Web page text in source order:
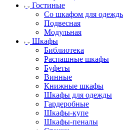
Гостиные
Со шкафом для
Подвесная
Модульная
Шкафы
Библиотека
Распашные шкафы
Буфеты
Винные
Книжные шкафы
Шкафы для одежды
Гардеробные
Шкафы-купе
Шкафы-пеналы